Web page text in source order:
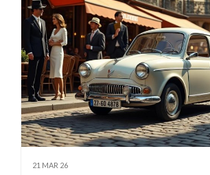
21 MAR 26